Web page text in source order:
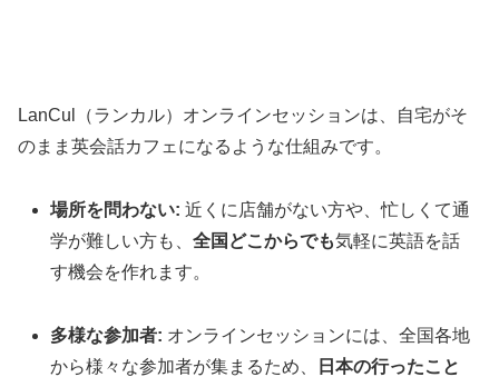
LanCul（ランカル）オンラインセッションは、自宅がそ
のまま英会話カフェになるような仕組みです。
場所を問わない: 近くに店舗がない方や、忙しくて通
学が難しい方も、全国どこからでも気軽に英語を話
す機会を作れます。
多様な参加者: オンラインセッションには、全国各地
から様々な参加者が集まるため、
日本の行ったこと